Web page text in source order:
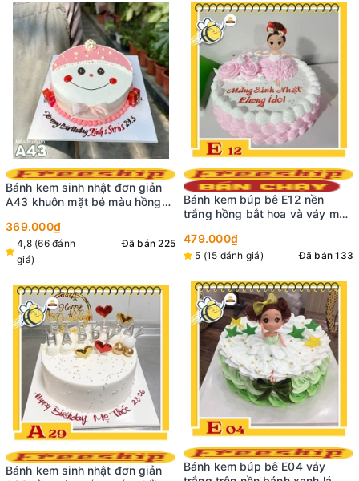
Bánh kem sinh nhật đơn giản
A43 khuôn mặt bé màu hồng
369.000₫
4,8 (66 đánh
giá)
Đã bán 225
Bánh kem sinh nhật đơn giản
Bánh kem búp bê E12 nền
trắng hồng bắt hoa và váy màu
479.000₫
5 (15 đánh giá) Đã bán 133
Bánh kem búp bê E04 váy